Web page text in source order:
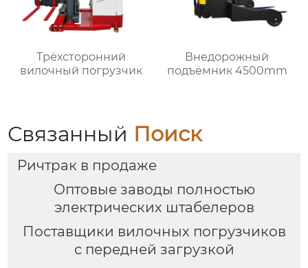
Трёхсторонний
вилочный погрузчик
Внедорожный
подъёмник 4500mm
Связанный Поиск
Ричтрак в продаже
Оптовые заводы полностью
электрических штабелеров
Поставщики вилочных погрузчиков
с передней загрузкой